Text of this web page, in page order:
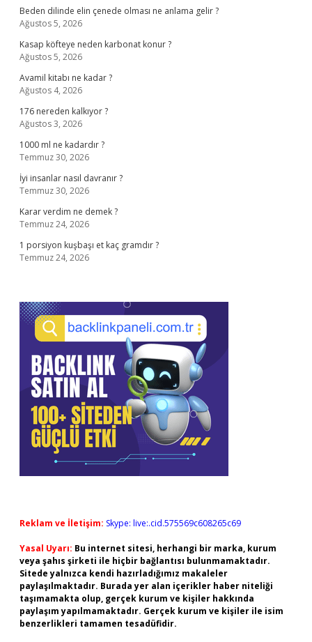
Beden dilinde elin çenede olması ne anlama gelir ?
Ağustos 5, 2026
Kasap köfteye neden karbonat konur ?
Ağustos 5, 2026
Avamil kitabı ne kadar ?
Ağustos 4, 2026
176 nereden kalkıyor ?
Ağustos 3, 2026
1000 ml ne kadardır ?
Temmuz 30, 2026
İyi insanlar nasıl davranır ?
Temmuz 30, 2026
Karar verdim ne demek ?
Temmuz 24, 2026
1 porsiyon kuşbaşı et kaç gramdır ?
Temmuz 24, 2026
Reklam ve İletişim: Skype: live:.cid.575569c608265c69
Yasal Uyarı: Bu internet sitesi, herhangi bir marka, kurum
veya şahıs şirketi ile hiçbir bağlantısı bulunmamaktadır.
Sitede yalnızca kendi hazırladığımız makaleler
paylaşılmaktadır. Burada yer alan içerikler haber niteliği
taşımamakta olup, gerçek kurum ve kişiler hakkında
paylaşım yapılmamaktadır. Gerçek kurum ve kişiler ile isim
benzerlikleri tamamen tesadüfidir.